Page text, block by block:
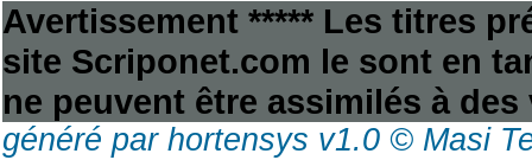
Avertissement ***** Les titres
site Scriponet.com le sont en
ne peuvent être assimilés à
généré par hortensys v1.0 © Masi